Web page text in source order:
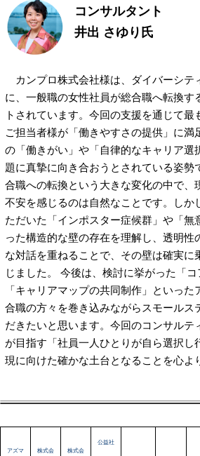
コンサルタント
井出 さゆり氏
カンプロ株式会社様は、ダイバーシテ
に、一般職の女性社員が総合職へ転換す
トされています。今回の支援を通じて最
ご担当者様が「働きやすさの提供」に満
の「働きがい」や「自律的なキャリア選
題に真摯に向き合おうとされている姿勢
合職への転換という大きな変化の中で、
不安を感じるのは自然なことです。しか
ただいた「インポスター症候群」や「無
った構造的な壁の存在を理解し、透明性
な対話を重ねることで、その壁は確実に
じました。 今後は、検討に挙がった「
「キャリアマップの共同制作」といっ
合職の方々を巻き込みながらスモールス
だきたいと思います。今回のコンサルテ
が目指す「社員一人ひとりが自ら選択し
現に向けた確かな土台となることを心よ
アズマ 株式会 株式会
公益社